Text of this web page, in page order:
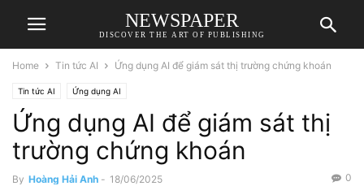
NEWSPAPER
DISCOVER THE ART OF PUBLISHING
Home Tin tức AI Ứng dụng AI để giám sát thị trường chứng khoán
Tin tức AI Ứng dụng AI
Ứng dụng AI để giám sát thị
trường chứng khoán
By Hoàng Hải Anh - 18/06/2025 0